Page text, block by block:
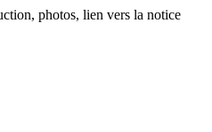
photos, lien vers la notice